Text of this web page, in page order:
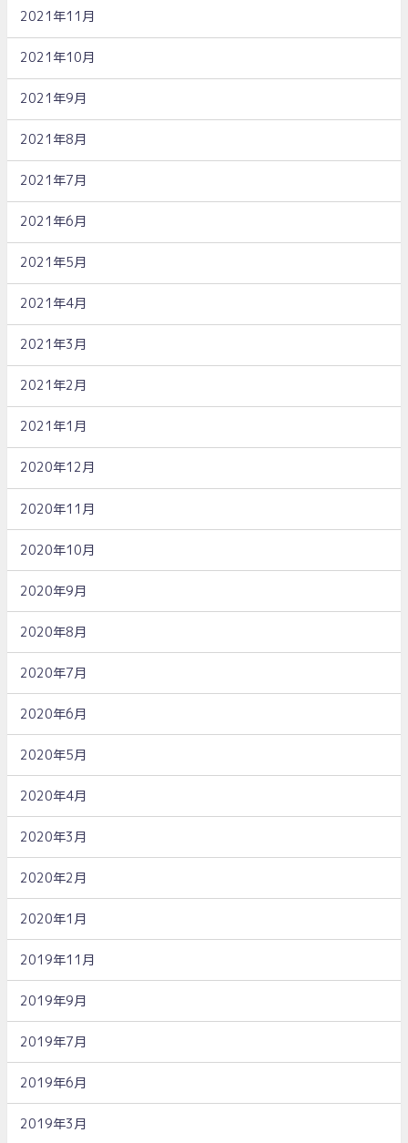
2021年11月
2021年10月
2021年9月
2021年8月
2021年7月
2021年6月
2021年5月
2021年4月
2021年3月
2021年2月
2021年1月
2020年12月
2020年11月
2020年10月
2020年9月
2020年8月
2020年7月
2020年6月
2020年5月
2020年4月
2020年3月
2020年2月
2020年1月
2019年11月
2019年9月
2019年7月
2019年6月
2019年3月